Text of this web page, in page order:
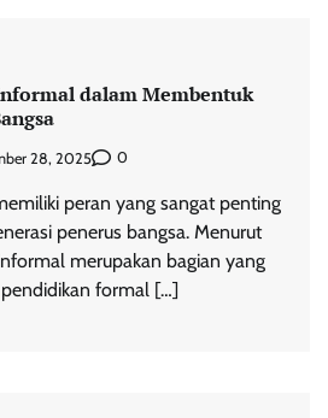
dalam Membentuk
28, 2025 0
peran yang sangat penting
penerus bangsa. Menurut
merupakan bagian yang
formal […]